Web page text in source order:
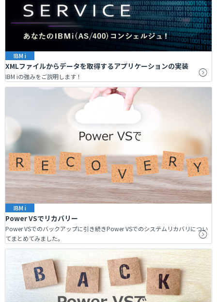
IBM i
XMLファイルからデータを取得するアプリケーションの実装
IBM iの強みをご説明します！
IBM i
Power VSでリカバリー
Power VSでのバックアップに引き続きPower VSでのシステムリカバリについ
てまとめてみました。